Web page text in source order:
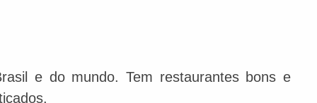
e do mundo. Tem restaurantes bons e